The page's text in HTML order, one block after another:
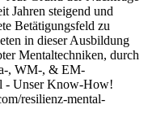
Jahren steigend und
Betätigungsfeld zu
in dieser Ausbildung
Mentaltechniken, durch
, WM-, & EM-
- Unser Know-How!
resilienz-mental-